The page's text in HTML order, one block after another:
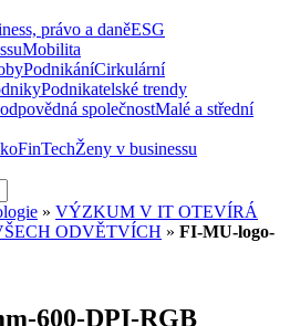
právo a daněESG
Mobilita
PodnikáníCirkulární
Podnikatelské trendy
společnostMalé a střední
FinTechŽeny v businessu
» VÝZKUM V IT OTEVÍRÁ
ODVĚTVÍCH » FI-MU-logo-
600-DPI-RGB